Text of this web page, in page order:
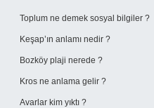
Toplum ne demek sosyal bilgiler ?
Keşap’ın anlamı nedir ?
Bozköy plaji nerede ?
Kros ne anlama gelir ?
Avarlar kim yıktı ?